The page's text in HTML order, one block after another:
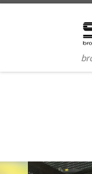
Zum Inhalt